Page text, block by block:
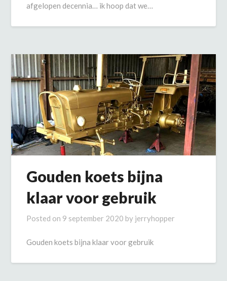
afgelopen decennia… ik hoop dat we…
Gouden koets bijna
klaar voor gebruik
Posted on 9 september 2020 by jerryhopper
Gouden koets bijna klaar voor gebruik